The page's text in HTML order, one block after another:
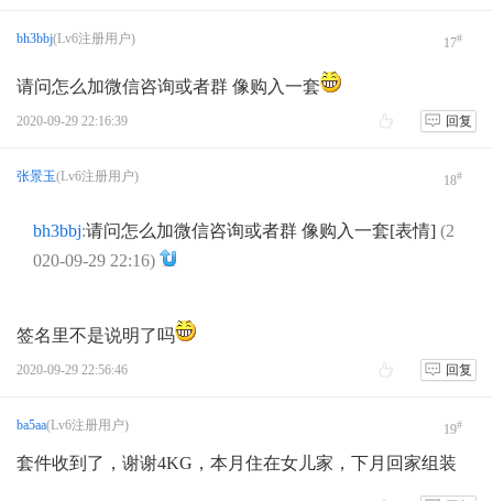
bh3bbj(Lv6注册用户) 17#
请问怎么加微信咨询或者群 像购入一套
2020-09-29 22:16:39 回复
张景玉(Lv6注册用户) 18#
bh3bbj:请问怎么加微信咨询或者群 像购入一套[表情] (2
020-09-29 22:16)
签名里不是说明了吗
2020-09-29 22:56:46 回复
ba5aa(Lv6注册用户) 19#
套件收到了，谢谢4KG，本月住在女儿家，下月回家组装